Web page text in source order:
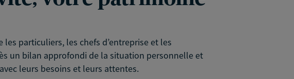
les particuliers, les chefs d’entreprise et les
un bilan approfondi de la situation personnelle et
leurs besoins et leurs attentes.